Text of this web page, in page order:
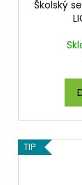
Školský
TIP